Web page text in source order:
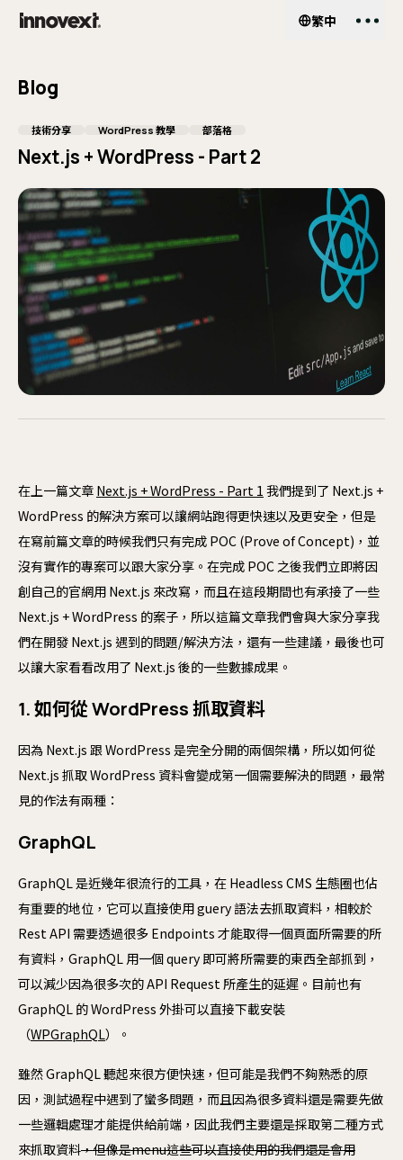
About Us 關於我們
Work 作品案例
Shop 外掛商城
Insights 部落格
My Account 會員中心
開始專案 聯絡我們
繁中
Blog
技術分享 WordPress 教學 部落格
Next.js + WordPress - Part 2
在上一篇文章 Next.js + WordPress - Part 1 我們提到了 Next.js +
WordPress 的解決方案可以讓網站跑得更快速以及更安全，但是
在寫前篇文章的時候我們只有完成 POC (Prove of Concept)，並
沒有實作的專案可以跟大家分享。在完成 POC 之後我們立即將因
創自己的官網用 Next.js 來改寫，而且在這段期間也有承接了一些
Next.js + WordPress 的案子，所以這篇文章我們會與大家分享我
們在開發 Next.js 遇到的問題/解決方法，還有一些建議，最後也可
以讓大家看看改用了 Next.js 後的一些數據成果。
1. 如何從 WordPress 抓取資料
因為 Next.js 跟 WordPress 是完全分開的兩個架構，所以如何從
Next.js 抓取 WordPress 資料會變成第一個需要解決的問題，最常
見的作法有兩種：
GraphQL
GraphQL 是近幾年很流行的工具，在 Headless CMS 生態圈也佔
有重要的地位，它可以直接使用 guery 語法去抓取資料，相較於
Rest API 需要透過很多 Endpoints 才能取得一個頁面所需要的所
有資料，GraphQL 用一個 query 即可將所需要的東西全部抓到，
可以減少因為很多次的 API Request 所產生的延遲。目前也有
GraphQL 的 WordPress 外掛可以直接下載安裝
（WPGraphQL）。
雖然 GraphQL 聽起來很方便快速，但可能是我們不夠熟悉的原
因，測試過程中遇到了蠻多問題，而且因為很多資料還是需要先做
一些邏輯處理才能提供給前端，因此我們主要還是採取第二種方式
來抓取資料，但像是menu這些可以直接使用的我們還是會用